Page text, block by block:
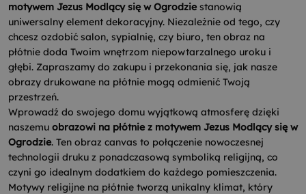
motywem Jezus Modlący się w Ogrodzie stanowią
uniwersalny element dekoracyjny. Niezależnie od tego, czy
chcesz ozdobić salon, sypialnię, czy biuro, ten obraz na
płótnie doda Twoim wnętrzom niepowtarzalnego uroku i
głębi. Zapraszamy do zakupu i przekonania się, jak nasze
obrazy drukowane na płótnie mogą odmienić Twoją
przestrzeń.
Wprowadź do swojego domu wyjątkową atmosferę dzięki
naszemu obrazowi na płótnie z motywem Jezus Modlący się w
Ogrodzie. Ten obraz canvas to połączenie nowoczesnej
technologii druku z ponadczasową symboliką religijną, co
czyni go idealnym dodatkiem do każdego pomieszczenia.
Motywy religijne na płótnie tworzą unikalny klimat, który